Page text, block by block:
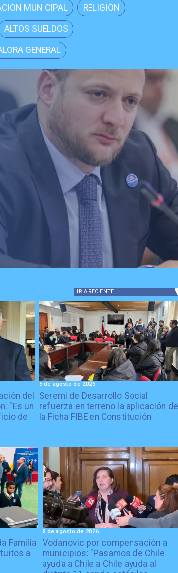
MUNICIPAL RELIGIÓN
ALTOS SUELDOS
GENERAL
IR A RECIENTE
del
"Es un
de
Seremi de Desarrollo Social
refuerza en terreno la aplicación de
la Ficha FIBE en Constitución
5 de agosto de 2026
Familia
a
Vodanovic por compensación a
municipios: "Pasamos de Chile
ayuda a Chile a Chile ayuda al
5 de agosto de 2026